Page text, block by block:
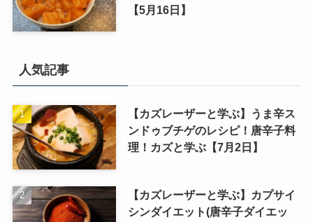
【5月16日】
人気記事
【カズレーザーと学ぶ】うま辛ス
ンドゥブチゲのレシピ！唐辛子料
理！カズと学ぶ【7月2日】
【カズレーザーと学ぶ】カプサイ
シンダイエット(唐辛子ダイエッ